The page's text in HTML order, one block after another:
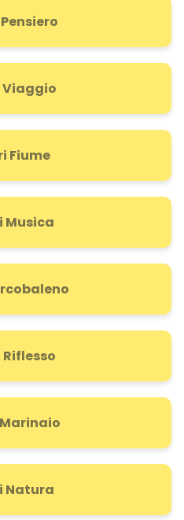
Viaggio
Fiume
Musica
Natura